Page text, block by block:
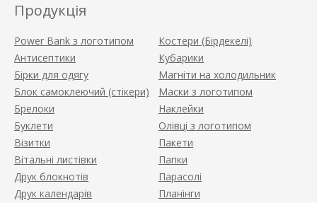
Продукція
Power Bank з логотипом
Антисептики
Бірки для одягу
Блок самоклеючий (стікери)
Брелоки
Буклети
Візитки
Вітальні листівки
Друк блокнотів
Друк календарів
Костери (Бірдекелі)
Кубарики
Магніти на холодильник
Маски з логотипом
Наклейки
Олівці з логотипом
Пакети
Папки
Парасолі
Планінги